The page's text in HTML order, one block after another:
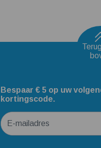
Bespaar € 5 op uw
kortingscode.
E-mailadres